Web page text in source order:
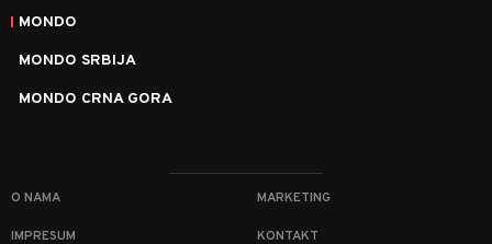
MONDO
MONDO SRBIJA
MONDO CRNA GORA
O NAMA MARKETING
IMPRESUM KONTAKT